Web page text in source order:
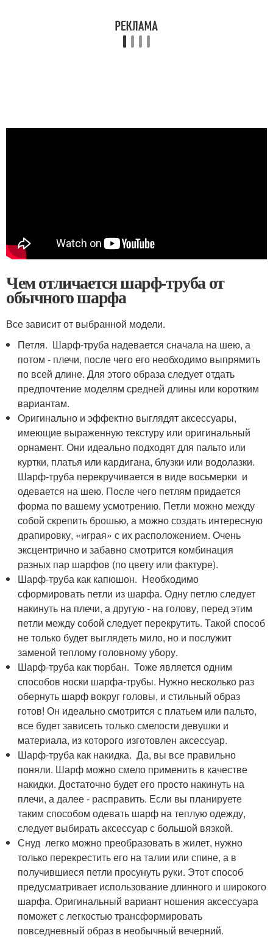
Чем отличается шарф-труба от
обычного шарфа
Все зависит от выбранной модели.
Петля. Шарф-труба надевается сначала на шею, а
потом - плечи, после чего его необходимо выпрямить
по всей длине. Для этого образа следует отдать
предпочтение моделям средней длины или коротким
вариантам.
Оригинально и эффектно выглядят аксессуары,
имеющие выраженную текстуру или оригинальный
орнамент. Они идеально подходят для пальто или
куртки, платья или кардигана, блузки или водолазки.
Шарф-труба перекручивается в виде восьмерки и
одевается на шею. После чего петлям придается
форма по вашему усмотрению. Петли можно между
собой скрепить брошью, а можно создать интересную
драпировку, «играя» с их расположением. Очень
эксцентрично и забавно смотрится комбинация
разных пар шарфов (по цвету или фактуре).
Шарф-труба как капюшон. Необходимо
сформировать петли из шарфа. Одну петлю следует
накинуть на плечи, а другую - на голову, перед этим
петли между собой следует перекрутить. Такой способ
не только будет выглядеть мило, но и послужит
заменой теплому головному убору.
Шарф-труба как тюрбан. Тоже является одним
способов носки шарфа-трубы. Нужно несколько раз
обернуть шарф вокруг головы, и стильный образ
готов! Он идеально смотрится с платьем или пальто,
все будет зависеть только смелости девушки и
материала, из которого изготовлен аксессуар.
Шарф-труба как накидка. Да, вы все правильно
поняли. Шарф можно смело применить в качестве
накидки. Достаточно будет его просто накинуть на
плечи, а далее - расправить. Если вы планируете
таким способом одевать шарф на теплую одежду,
следует выбирать аксессуар с большой вязкой.
Снуд легко можно преобразовать в жилет, нужно
только перекрестить его на талии или спине, а в
получившиеся петли просунуть руки. Этот способ
предусматривает использование длинного и широкого
шарфа. Оригинальный вариант ношения аксессуара
поможет с легкостью трансформировать
повседневный образ в необычный вечерний.